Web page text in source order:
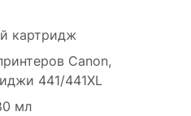
картридж
Canon,
441/441XL
мл